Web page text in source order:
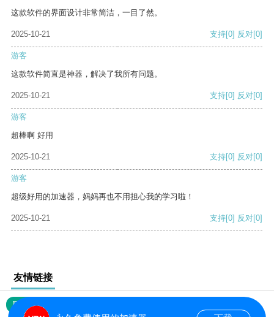
这款软件的界面设计非常简洁，一目了然。
2025-10-21 支持[0] 反对[0]
游客
这款软件简直是神器，解决了我所有问题。
2025-10-21 支持[0] 反对[0]
游客
超棒啊 好用
2025-10-21 支持[0] 反对[0]
游客
超级好用的加速器，妈妈再也不用担心我的学习啦！
2025-10-21 支持[0] 反对[0]
友情链接
网站地图